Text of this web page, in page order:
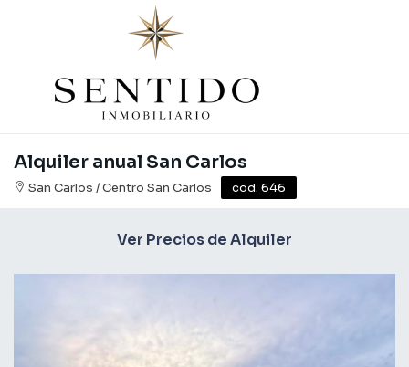
Alquiler anual San Carlos
San Carlos / Centro San Carlos cod. 646
Ver Precios de Alquiler